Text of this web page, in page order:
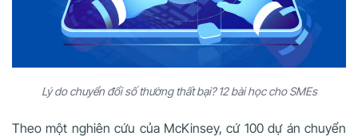
Lý do chuyển đổi số thường thất bại? 12 bài học cho SMEs
Theo một nghiên cứu của McKinsey, cứ 100 dự án chuyển